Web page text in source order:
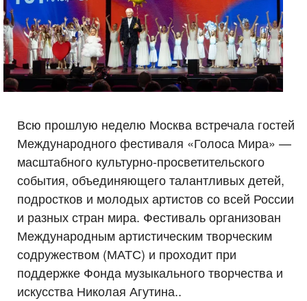
Всю прошлую неделю Москва встречала гостей
Международного фестиваля «Голоса Мира» —
масштабного культурно‑просветительского
события, объединяющего талантливых детей,
подростков и молодых артистов со всей России
и разных стран мира. Фестиваль организован
Международным артистическим творческим
содружеством (МАТС) и проходит при
поддержке Фонда музыкального творчества и
искусства Николая Агутина..